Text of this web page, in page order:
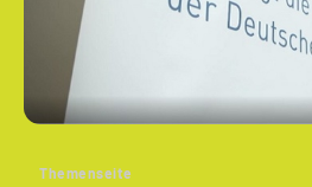
Themenseite